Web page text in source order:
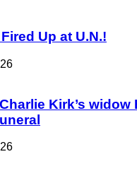
Up at U.N.!
Kirk’s widow